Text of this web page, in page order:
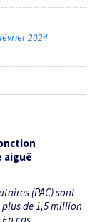
2024
aiguë
(PAC) sont
de 1,5 million
cas